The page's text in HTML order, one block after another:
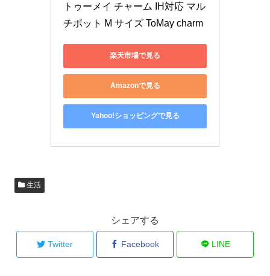
トゥーメイ チャーム IH対応 マル
チポット M サイズ ToMay charm
楽天市場で見る
Amazonで見る
Yahoo!ショッピングで見る
生活
シェアする
Twitter Facebook LINE